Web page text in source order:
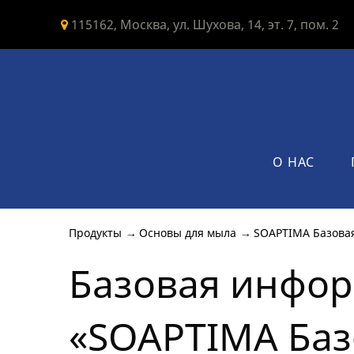
115162, Москва, ул. Шухова, 14, эт. 7, пом. 2
О НАС
Продукты → Основы для мыла → SOAPTIMA
Базовая
«SOAPTIMA